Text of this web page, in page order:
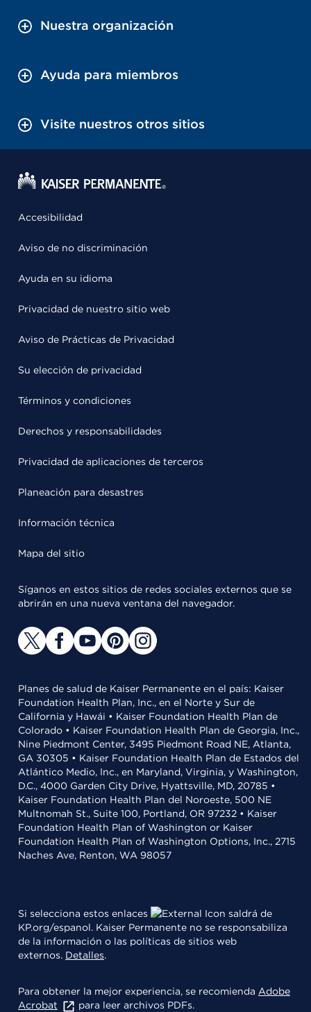
Nuestra organización
Ayuda para miembros
Visite nuestros otros sitios
Accesibilidad
Aviso de no discriminación
Ayuda en su idioma
Privacidad de nuestro sitio web
Aviso de Prácticas de Privacidad
Su elección de privacidad
Términos y condiciones
Derechos y responsabilidades
Privacidad de aplicaciones de terceros
Planeación para desastres
Información técnica
Mapa del sitio
Síganos en estos sitios de redes sociales externos que se
abrirán en una nueva ventana del navegador.
Planes de salud de Kaiser Permanente en el país: Kaiser
Foundation Health Plan, Inc., en el Norte y Sur de
California y Hawái • Kaiser Foundation Health Plan de
Colorado • Kaiser Foundation Health Plan de Georgia, Inc.,
Nine Piedmont Center, 3495 Piedmont Road NE, Atlanta,
GA 30305 • Kaiser Foundation Health Plan de Estados del
Atlántico Medio, Inc., en Maryland, Virginia, y Washington,
D.C., 4000 Garden City Drive, Hyattsville, MD, 20785 •
Kaiser Foundation Health Plan del Noroeste, 500 NE
Multnomah St., Suite 100, Portland, OR 97232 • Kaiser
Foundation Health Plan of Washington or Kaiser
Foundation Health Plan of Washington Options, Inc., 2715
Naches Ave, Renton, WA 98057
Si selecciona estos enlaces
saldrá de
KP.org/espanol. Kaiser Permanente no se responsabiliza
de la información o las políticas de sitios web
externos. Detalles.
Para obtener la mejor experiencia, se recomienda Adobe
Acrobat
para leer archivos PDFs.